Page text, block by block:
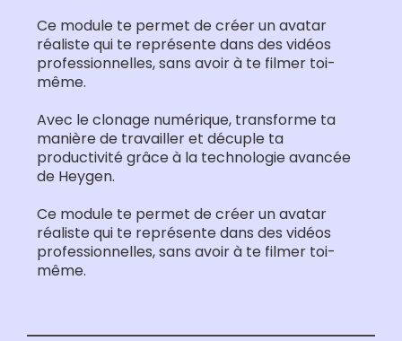
Ce module te permet de créer un avatar
réaliste qui te représente dans des vidéos
professionnelles, sans avoir à te filmer toi-
même.
Avec le clonage numérique, transforme ta
manière de travailler et décuple ta
productivité grâce à la technologie avancée
de Heygen.
Ce module te permet de créer un avatar
réaliste qui te représente dans des vidéos
professionnelles, sans avoir à te filmer toi-
même.